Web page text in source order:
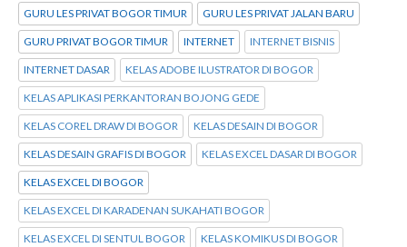
GURU LES PRIVAT BOGOR TIMUR GURU LES PRIVAT JALAN BARU
GURU PRIVAT BOGOR TIMUR INTERNET INTERNET BISNIS
INTERNET DASAR KELAS ADOBE ILUSTRATOR DI BOGOR
KELAS APLIKASI PERKANTORAN BOJONG GEDE
KELAS COREL DRAW DI BOGOR KELAS DESAIN DI BOGOR
KELAS DESAIN GRAFIS DI BOGOR KELAS EXCEL DASAR DI BOGOR
KELAS EXCEL DI BOGOR
KELAS EXCEL DI KARADENAN SUKAHATI BOGOR
KELAS EXCEL DI SENTUL BOGOR KELAS KOMIKUS DI BOGOR